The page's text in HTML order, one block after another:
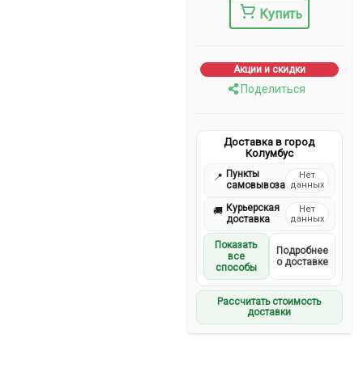
Купить
Акции и скидки
Поделиться
Доставка в город
Колумбус
📍 Пункты
самовывоза
Нет
данных
🚚 Курьерская
доставка
Нет
данных
Показать
все
способы
Подробнее
о доставке
Рассчитать стоимость
доставки